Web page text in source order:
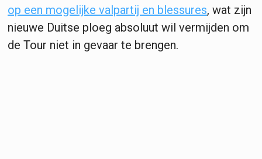
op een mogelijke valpartij en blessures, wat zijn
nieuwe Duitse ploeg absoluut wil vermijden om
de Tour niet in gevaar te brengen.